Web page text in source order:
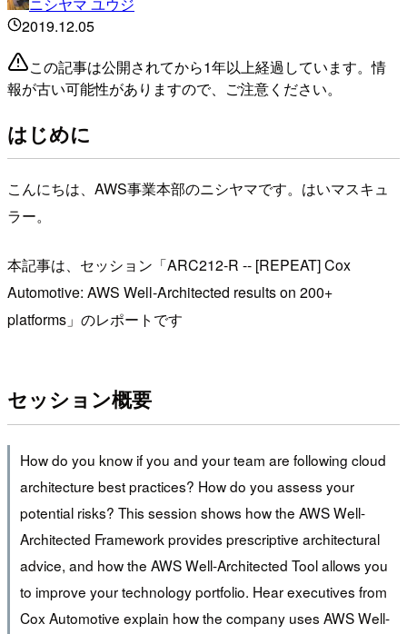
2019.12.05
この記事は公開されてから1年以上経過しています。情
報が古い可能性がありますので、ご注意ください。
はじめに
こんにちは、AWS事業本部のニシヤマです。はいマスキュ
ラー。
本記事は、セッション「ARC212-R -- [REPEAT] Cox
Automotive: AWS Well-Architected results on 200+
platforms」のレポートです
セッション概要
How do you know if you and your team are following cloud
architecture best practices? How do you assess your
potential risks? This session shows how the AWS Well-
Architected Framework provides prescriptive architectural
advice, and how the AWS Well-Architected Tool allows you
to improve your technology portfolio. Hear executives from
Cox Automotive explain how the company uses AWS Well-